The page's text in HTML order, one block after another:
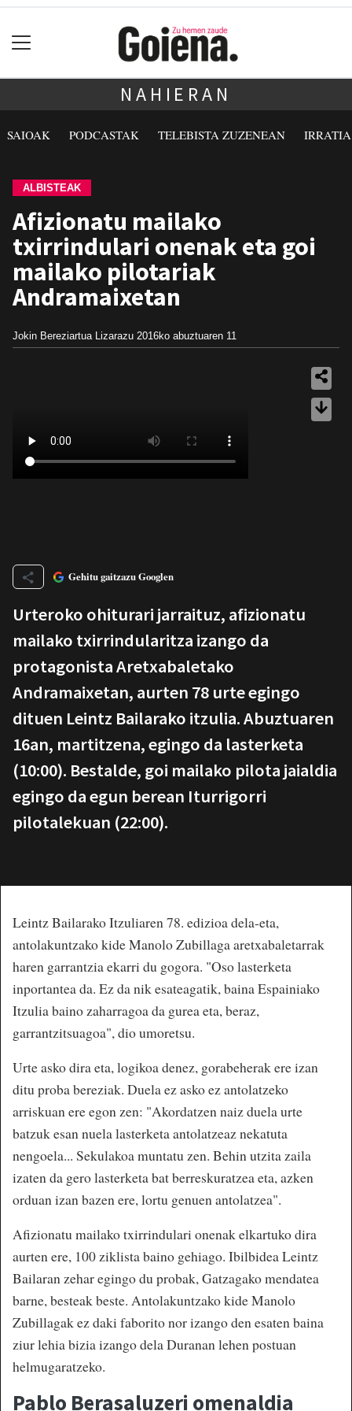
NAHIERAN
SAIOAK PODCASTAK TELEBISTA ZUZENEAN
ALBISTEAK
Afizionatu mailako
txirrindulari onenak eta goi
mailako pilotariak
Andramaixetan
Jokin Bereziartua Lizarazu 2016ko abuztuaren 11
Gehitu gaitzazu Googlen
Urteroko ohiturari jarraituz, afizionatu
mailako txirrindularitza izango da
protagonista Aretxabaletako
Andramaixetan, aurten 78 urte egingo
dituen Leintz Bailarako itzulia. Abuztuaren
16an, martitzena, egingo da lasterketa
(10:00). Bestalde, goi mailako pilota jaialdia
egingo da egun berean Iturrigorri
pilotalekuan (22:00).
Leintz Bailarako Itzuliaren 78. edizioa dela-eta,
antolakuntzako kide Manolo Zubillaga aretxabaletarrak
haren garrantzia ekarri du gogora. "Oso lasterketa
inportantea da. Ez da nik esateagatik, baina Espainiako
Itzulia baino zaharragoa da gurea eta, beraz,
garrantzitsuagoa", dio umoretsu.
Urte asko dira eta, logikoa denez, gorabeherak ere izan
ditu proba bereziak. Duela ez asko ez antolatzeko
arriskuan ere egon zen: "Akordatzen naiz duela urte
batzuk esan nuela lasterketa antolatzeaz nekatuta
nengoela... Sekulakoa muntatu zen. Behin utzita zaila
izaten da gero lasterketa bat berreskuratzea eta, azken
orduan izan bazen ere, lortu genuen antolatzea".
Afizionatu mailako txirrindulari onenak elkartuko dira
aurten ere, 100 ziklista baino gehiago. Ibilbidea Leintz
Bailaran zehar egingo du probak, Gatzagako mendatea
barne, besteak beste. Antolakuntzako kide Manolo
Zubillagak ez daki faborito nor izango den esaten baina
ziur lehia bizia izango dela Duranan lehen postuan
helmugaratzeko.
Pablo Berasaluzeri omenaldia